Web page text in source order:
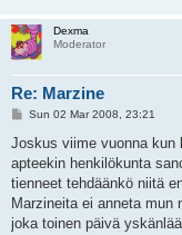
Dexma
Moderator
Re: Marzine
P
s
Sun 02 Mar 2008, 23:21
Joskus viime vuonna kun
apteekin henkilökunta
tienneet tehdäänkö niitä
Marzineita ei anneta
joka toinen päivä